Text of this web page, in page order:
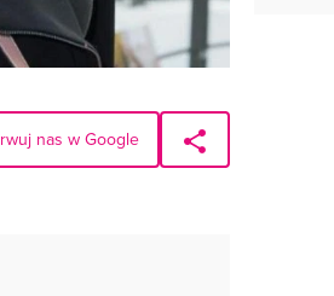
nas w Google